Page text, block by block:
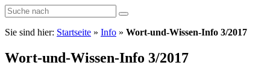
Sie sind hier: Startseite » Info » Wort-und-Wissen-Info 3/2017
Wort-und-Wissen-Info 3/2017